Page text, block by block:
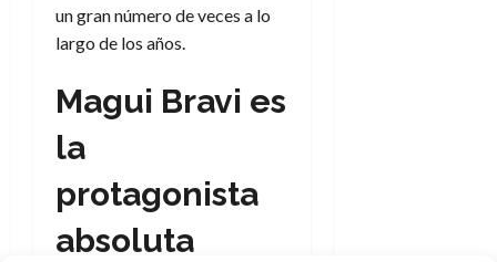
un gran número de veces a lo
largo de los años.
Magui Bravi es
la
protagonista
absoluta